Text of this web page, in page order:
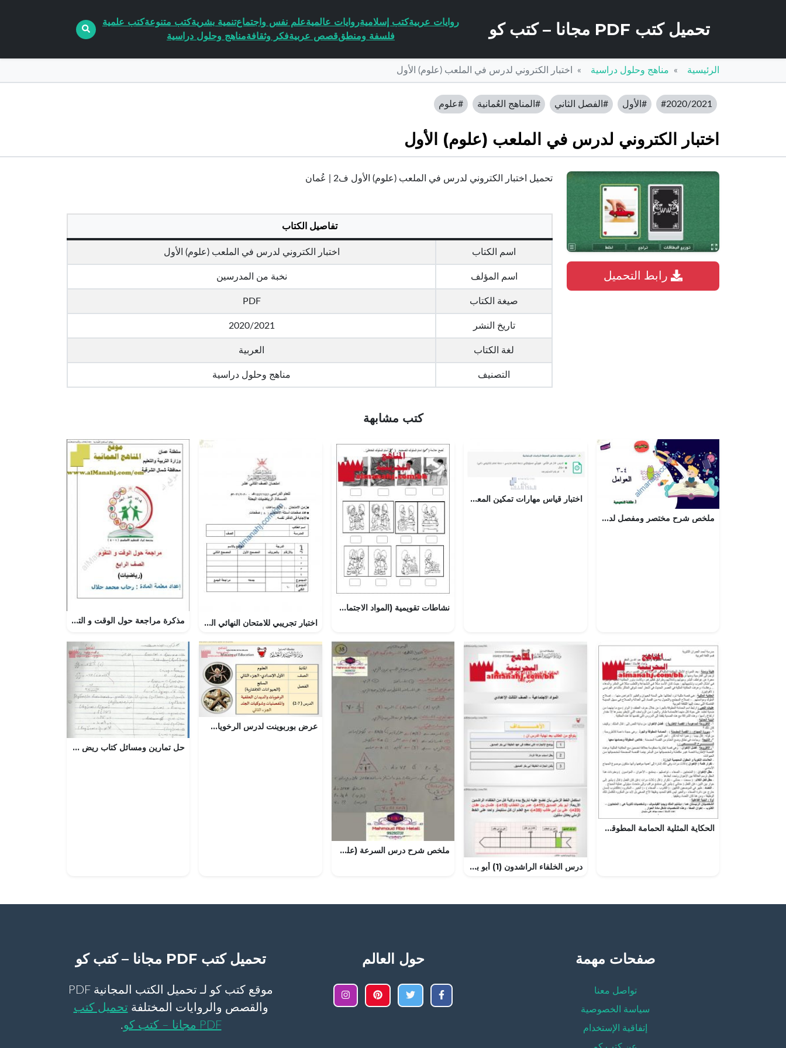
تحميل كتب PDF مجانا – كتب كو روايات عربيةكتب إسلاميةروايات عالميةعلم نفس واجتماعتنمية بشريةكتب متنوعةكتب علمية
فلسفة ومنطققصص عربيةفكر وثقافةمناهج وحلول دراسية
الرئيسية مناهج وحلول دراسية اختبار الكتروني لدرس في الملعب (علوم) الأول
#2020/2021 #الأول #الفصل الثاني #المناهج العُمانية #علوم
اختبار الكتروني لدرس في الملعب (علوم) الأول
تحميل اختبار الكتروني لدرس في الملعب (علوم) الأول ف2 | عُمان
تفاصيل الكتاب
اسم الكتاب اختبار الكتروني لدرس في الملعب (علوم) الأول
اسم المؤلف نخبة من المدرسين
صيغة الكتاب PDF
تاريخ النشر 2020/2021
لغة الكتاب العربية
التصنيف مناهج وحلول دراسية
كتب مشابهة
ملخص شرح مختصر ومفصل لدرس العوامل مع أمثلة تدريبية (رياضيات) الخامس
اختبار قياس مهارات تمكين المعرفة، الدرس الثاني: هويتي مسؤوليتي, (اجتماعيات) التاسع العام
نشاطات تقويمية (المواد الاجتماعية) الأول
اختبار تجريبي للامتحان النهائي الدور الأول مع الإجابة نموذج ثان (رياضيات بحتة) الثاني عشر
مذكرة مراجعة حول الوقت و التقويم (رياضيات) الرابع
الحكاية المثلية الحمامة المطوقة والجرذ
درس الخلفاء الراشدون (1) أبو بكر الصديق رضي الله عنهم الدرس 40
ملخص شرح درس السرعة (علوم وبيئة) الثاني عشر
عرض بوربوينت لدرس الرخويات والديدان الحلقية والمفصليات وشوكيات الجلد الجزء الثاني
حل تمارين ومسائل كتاب ريض 366
صفحات مهمة
تواصل معنا
سياسة الخصوصية
إتفاقية الإستخدام
حول العالم تحميل كتب PDF مجانا – كتب كو
موقع كتب كو لـ تحميل الكتب المجانية PDF
والقصص والروايات المختلفة تحميل كتب
PDF مجانا – كتب كو
.